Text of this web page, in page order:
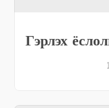
Гэрлэх